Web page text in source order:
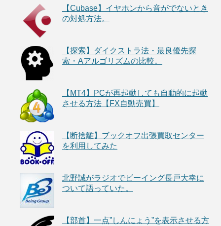
【Cubase】イヤホンから音がでないとき
の対処方法。
【探索】ダイクストラ法・最良優先探
索・Aアルゴリズムの比較。
【MT4】PCが再起動しても自動的に起動
させる方法【FX自動売買】
【断捨離】ブックオフ出張買取センター
を利用してみた
北野誠がラジオでビーイング長戸大幸に
ついて語っていた。
【部首】一点”しんにょう”を表示させる方